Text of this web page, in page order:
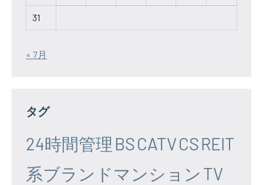
31
« 7月
タグ
24時間管理 BSCATVCSREIT
系ブランドマンション TV